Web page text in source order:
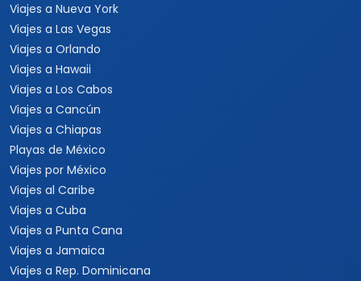
Viajes a Nueva York
Viajes a Las Vegas
Viajes a Orlando
Viajes a Hawaii
Viajes a Los Cabos
Viajes a Cancún
Viajes a Chiapas
Playas de México
Viajes por México
Viajes al Caribe
Viajes a Cuba
Viajes a Punta Cana
Viajes a Jamaica
Viajes a Rep. Dominicana